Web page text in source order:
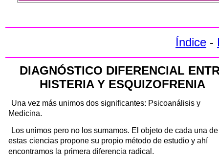
Índice -
DIAGNÓSTICO DIFERENCIAL
HISTERIA Y ESQUIZOFRENIA
Una vez más unimos dos significantes: Psicoanálisis y
Medicina.
Los unimos pero no los sumamos. El objeto de cada una de
estas ciencias propone su propio método de estudio y ahí
encontramos la primera diferencia radical.